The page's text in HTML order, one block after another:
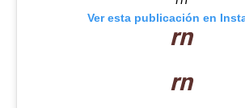
Ver esta publicación en
rn
rn